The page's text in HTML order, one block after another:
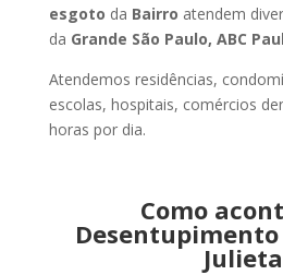
esgoto da Bairro atendem
da Grande São Paulo, ABC
Atendemos residências,
escolas, hospitais, comércios
horas por dia.
Como
Julieta